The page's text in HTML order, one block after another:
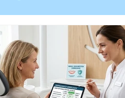
Steuern Bausparen